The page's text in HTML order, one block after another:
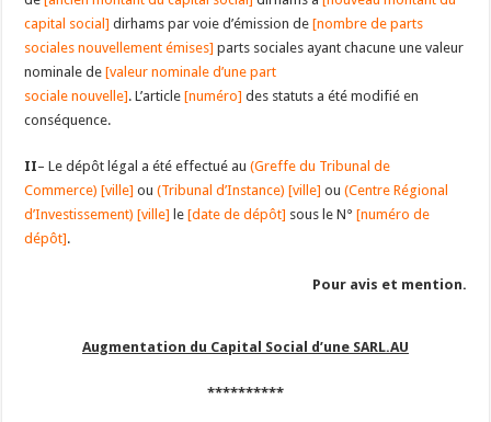
capital social]dirhams par voie d’émission de[nombre de parts
sociales nouvellement émises]parts sociales ayant chacune une valeur
nominale de[valeur nominale d’une part
sociale nouvelle]. L’article[numéro]des statuts a été modifié en
conséquence.
II– Le dépôt légal a été effectué au(Greffe du Tribunal de
Commerce) [ville] ou(Tribunal d’Instance) [ville] ou(Centre Régional
d’Investissement) [ville] le[date de dépôt] sous le N° [numéro de
dépôt].
Pour avis et mention.
Augmentation du Capital Social d’une SARL.AU
**********